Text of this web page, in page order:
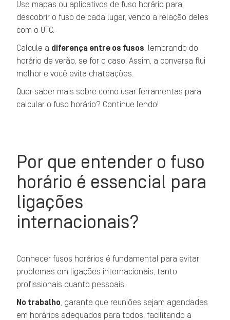
Use mapas ou aplicativos de fuso horário para
descobrir o fuso de cada lugar, vendo a relação deles
com o UTC.
Calcule a diferença entre os fusos , lembrando do
horário de verão, se for o caso. Assim, a conversa flui
melhor e você evita chateações.
Quer saber mais sobre como usar ferramentas para
calcular o fuso horário? Continue lendo!
Por que entender o fuso
horário é essencial para
ligações
internacionais?
Conhecer fusos horários é fundamental para evitar
problemas em ligações internacionais, tanto
profissionais quanto pessoais.
No trabalho , garante que reuniões sejam agendadas
em horários adequados para todos, facilitando a